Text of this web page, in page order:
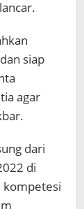
siap
agar
dari
di
kompetesi